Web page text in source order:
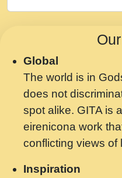
Chahe Ram Ho
मझ अपन जवन बनन
Shri ravinandan
मन अशांत मंत्र जाप
Gyananand Ji
मन बध लय परम वल
Saawariya.mp3
Global
The world is in
does not
spot alike. GITA is
eirenicona work
conflicting views of
Inspiration